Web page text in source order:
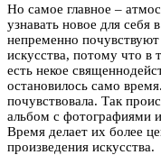
Но самое главное –
узнавать новое для себя
непременно
искусства, потому что в
есть некое
остановилось само
почувствовала. Так
альбом с фотографиями
Время делает их более
произведения искусства.